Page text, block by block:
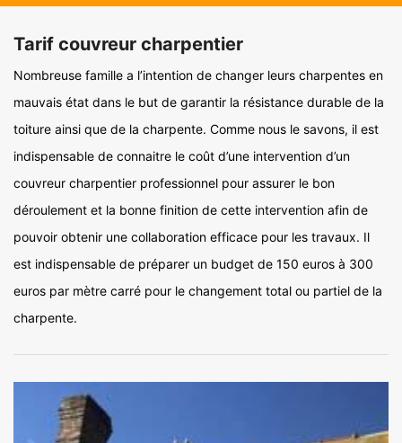
Tarif couvreur charpentier
Nombreuse famille a l’intention de changer leurs charpentes en
mauvais état dans le but de garantir la résistance durable de la
toiture ainsi que de la charpente. Comme nous le savons, il est
indispensable de connaitre le coût d’une intervention d’un
couvreur charpentier professionnel pour assurer le bon
déroulement et la bonne finition de cette intervention afin de
pouvoir obtenir une collaboration efficace pour les travaux. Il
est indispensable de préparer un budget de 150 euros à 300
euros par mètre carré pour le changement total ou partiel de la
charpente.